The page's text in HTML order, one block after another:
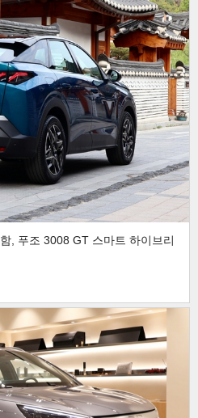
, 푸조 3008 GT 스마트 하이브리